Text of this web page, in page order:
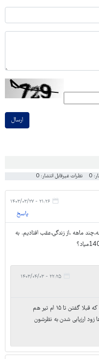
ارسال
0 نظرات غیرقابل انتشار: 0
۲۱:۲۶ - ۱۴۰۳/۰۳/۲۷
پاسخ
ماهه ،از زندگی،عقب افتادیم. به
۲۲:۲۵ - ۱۴۰۳/۰۴/۰۳
۲۵ ام تازه تموم شده واقعیت اینه اونی که قبلا گفتن تا ۱۵ ام تیر هم
ارزیابی شدن به نظرشون